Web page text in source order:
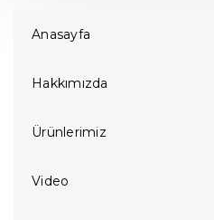
Anasayfa
Hakkımızda
Ürünlerimiz
Video